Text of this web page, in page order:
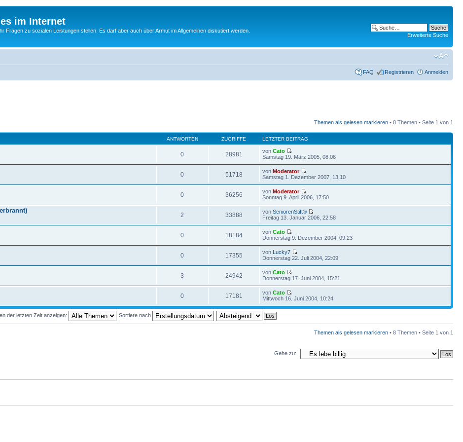
im Internet
Fragen zu sozialen Leistungen stellen. Es darf aber auch über Armut im Allgemeinen diskutiert werden.
Erweiterte Suche
FAQ Registrieren Anmelden
Themen als gelesen markieren • 8 Themen • Seite 1 von 1
ANTWORTEN ZUGRIFFE LETZTER BEITRAG
0 28981 vonCato
Samstag 19. März 2005, 08:06
0 51718 vonModerator
Samstag 1. Dezember 2007, 13:10
0 36256 vonModerator
Sonntag 9. April 2006, 17:50
2 33888 vonSeniorenStift®
Freitag 13. Januar 2006, 22:58
0 18184 vonCato
Donnerstag 9. Dezember 2004, 09:23
0 17355 von Lucky7
Donnerstag 22. Juli 2004, 22:09
3 24942 vonCato
Donnerstag 17. Juni 2004, 15:21
0 17181 vonCato
Mittwoch 16. Juni 2004, 10:24
der letzten Zeit anzeigen: Sortiere nach
Themen als gelesen markieren • 8 Themen • Seite 1 von 1
Gehe zu: